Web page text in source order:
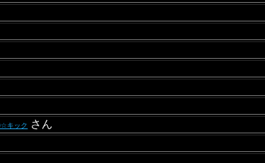
キック さん